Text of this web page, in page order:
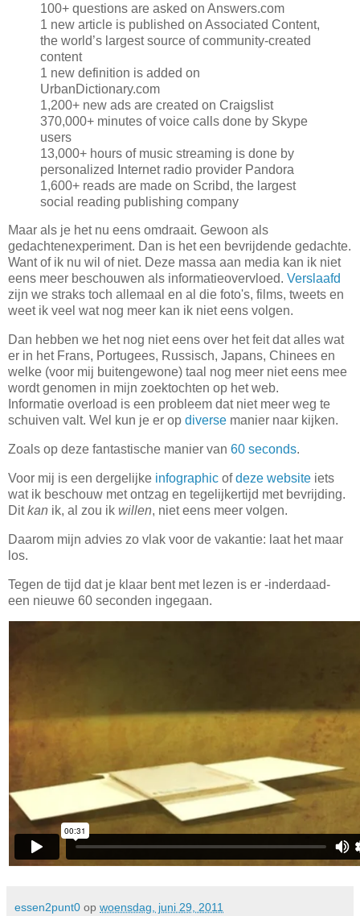
100+ questions are asked on Answers.com
1 new article is published on Associated Content,
the world’s largest source of community-created
content
1 new definition is added on
UrbanDictionary.com
1,200+ new ads are created on Craigslist
370,000+ minutes of voice calls done by Skype
users
13,000+ hours of music streaming is done by
personalized Internet radio provider Pandora
1,600+ reads are made on Scribd, the largest
social reading publishing company
Maar als je het nu eens omdraait. Gewoon als
gedachtenexperiment. Dan is het een bevrijdende gedachte.
Want of ik nu wil of niet. Deze massa aan media kan ik niet
eens meer beschouwen als informatieovervloed. Verslaafd
zijn we straks toch allemaal en al die foto's, films, tweets en
weet ik veel wat nog meer kan ik niet eens volgen.
Dan hebben we het nog niet eens over het feit dat alles wat
er in het Frans, Portugees, Russisch, Japans, Chinees en
welke (voor mij buitengewone) taal nog meer niet eens mee
wordt genomen in mijn zoektochten op het web.
Informatie overload is een probleem dat niet meer weg te
schuiven valt. Wel kun je er op diverse manier naar kijken.
Zoals op deze fantastische manier van 60 seconds.
Voor mij is een dergelijke infographic ofdeze website iets
wat ik beschouw met ontzag en tegelijkertijd met bevrijding.
Ditkan ik, al zou ik willen, niet eens meer volgen.
Daarom mijn advies zo vlak voor de vakantie: laat het maar
los.
Tegen de tijd dat je klaar bent met lezen is er -inderdaad-
een nieuwe 60 seconden ingegaan.
essen2punt0 op woensdag, juni 29, 2011